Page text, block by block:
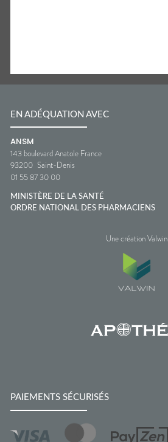
EN ADÉQUATION AVEC
ANSM
143 boulevard Anatole France
93200 Saint-Denis
01 55 87 30 00
MINISTÈRE DE LA SANTÉ
ORDRE NATIONAL DES PHARMACIENS
Une création Valwin
PAIEMENTS SÉCURISÉS